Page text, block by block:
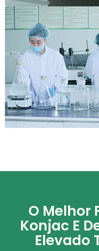
O Melhor
Konjac E
Elevado